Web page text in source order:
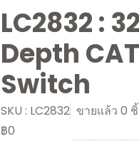
LC2832 :
Depth
Switch
SKU : LC2832 ขายแล้ว 0
฿0